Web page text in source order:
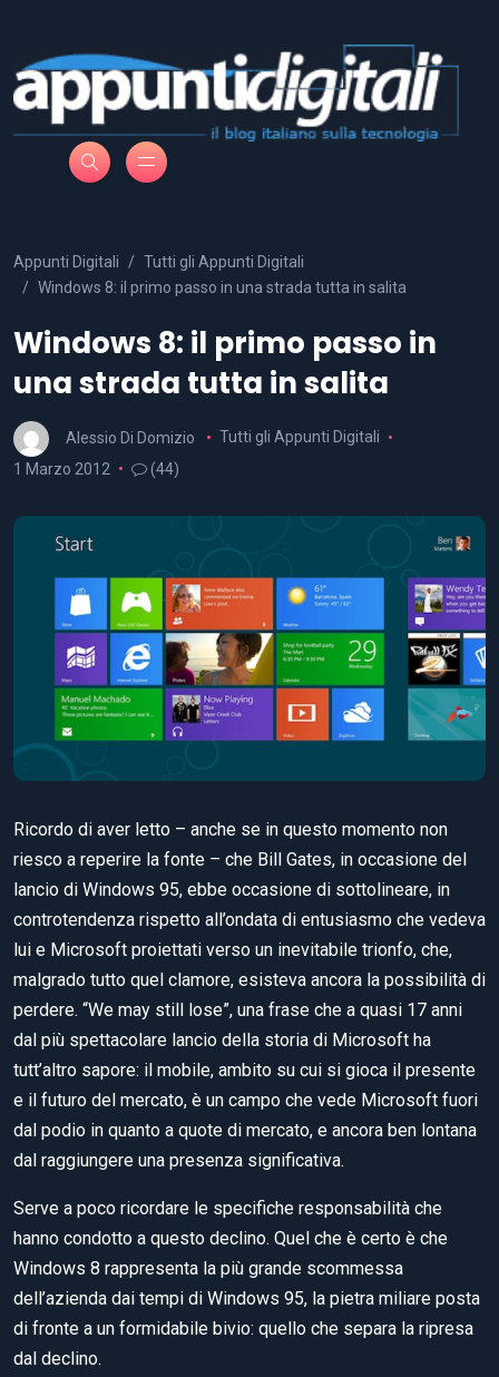
Appunti Digitali
Tutti gli Appunti Digitali
Windows 8: il primo passo in una strada tutta in salita
Windows 8: il primo passo in
una strada tutta in salita
Alessio Di Domizio
Tutti gli Appunti Digitali
1 Marzo 2012
(44)
Ricordo di aver letto – anche se in questo momento non
riesco a reperire la fonte – che Bill Gates, in occasione del
lancio di Windows 95, ebbe occasione di sottolineare, in
controtendenza rispetto all’ondata di entusiasmo che vedeva
lui e Microsoft proiettati verso un inevitabile trionfo, che,
malgrado tutto quel clamore, esisteva ancora la possibilità di
perdere. “We may still lose”, una frase che a quasi 17 anni
dal più spettacolare lancio della storia di Microsoft ha
tutt’altro sapore: il mobile, ambito su cui si gioca il presente
e il futuro del mercato, è un campo che vede Microsoft fuori
dal podio in quanto a quote di mercato, e ancora ben lontana
dal raggiungere una presenza significativa.
Serve a poco ricordare le specifiche responsabilità che
hanno condotto a questo declino. Quel che è certo è che
Windows 8 rappresenta la più grande scommessa
dell’azienda dai tempi di Windows 95, la pietra miliare posta
di fronte a un formidabile bivio: quello che separa la ripresa
dal declino.